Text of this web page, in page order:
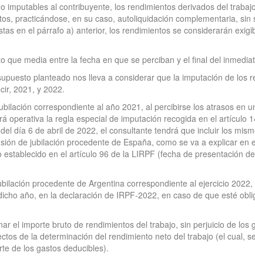
imputables al contribuyente, los rendimientos derivados del
practicándose, en su caso, autoliquidación complementaria,
en el párrafo a) anterior, los rendimientos se considerarán
que media entre la fecha en que se perciban y el final del
planteado nos lleva a considerar que la imputación de los
2021, y 2022.
correspondiente al año 2021, al percibirse los atrasos en
operativa la regla especial de imputación recogida en el artículo
día 6 de abril de 2022, el consultante tendrá que incluir los
de jubilación procedente de España, como se va a explicar
en el artículo 96 de la LIRPF (fecha de presentación
procedente de Argentina correspondiente al ejercicio
año, en la declaración de IRPF-2022, en caso de que esté
el importe bruto de rendimientos del trabajo, sin perjuicio de
de la determinación del rendimiento neto del trabajo (el cual,
de los gastos deducibles).